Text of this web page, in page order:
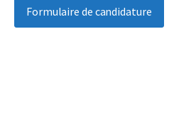
Formulaire de candidature